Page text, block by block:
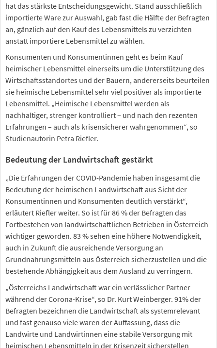
hat das stärkste Entscheidungsgewicht. Stand ausschließlich
importierte Ware zur Auswahl, gab fast die Hälfte der Befragten
an, gänzlich auf den Kauf des Lebensmittels zu verzichten
anstatt importiere Lebensmittel zu wählen.
Konsumenten und Konsumentinnen geht es beim Kauf
heimischer Lebensmittel einerseits um die Unterstützung des
Wirtschaftsstandortes und der Bauern, andererseits beurteilen
sie heimische Lebensmittel sehr viel positiver als importierte
Lebensmittel. „Heimische Lebensmittel werden als
nachhaltiger, strenger kontrolliert – und nach den rezenten
Erfahrungen – auch als krisensicherer wahrgenommen“, so
Studienautorin Petra Riefler.
Bedeutung der Landwirtschaft gestärkt
„Die Erfahrungen der COVID-Pandemie haben insgesamt die
Bedeutung der heimischen Landwirtschaft aus Sicht der
Konsumentinnen und Konsumenten deutlich verstärkt“,
erläutert Riefler weiter. So ist für 86 % der Befragten das
Fortbestehen von landwirtschaftlichen Betrieben in Österreich
wichtiger geworden. 83 % sehen eine höhere Notwendigkeit,
auch in Zukunft die ausreichende Versorgung an
Grundnahrungsmitteln aus Österreich sicherzustellen und die
bestehende Abhängigkeit aus dem Ausland zu verringern.
„Österreichs Landwirtschaft war ein verlässlicher Partner
während der Corona-Krise“, so Dr. Kurt Weinberger. 91% der
Befragten bezeichnen die Landwirtschaft als systemrelevant
und fast genauso viele waren der Auffassung, dass die
Landwirte und Landwirtinnen eine stabile Versorgung mit
heimischen Lebensmitteln in der Krisenzeit sicherstellen